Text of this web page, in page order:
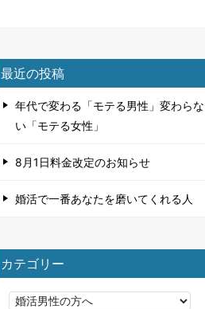
最近の投稿
年代で変わる「モテる男性」変わらな
い「モテる女性」
8月1日料金改定のお知らせ
婚活で一番あなたを磨いてくれる人
カテゴリー
カ